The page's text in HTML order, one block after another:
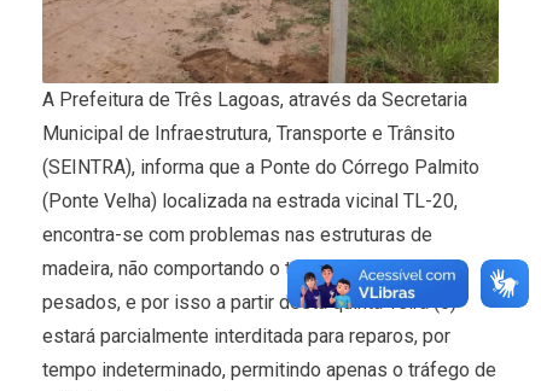
A Prefeitura de Três Lagoas, através da Secretaria
Municipal de Infraestrutura, Transporte e Trânsito
(SEINTRA), informa que a Ponte do Córrego Palmito
(Ponte Velha) localizada na estrada vicinal TL-20,
encontra-se com problemas nas estruturas de
madeira, não comportando o tráfego de veículos
pesados, e por isso a partir desta quinta-feira (5)
estará parcialmente interditada para reparos, por
tempo indeterminado, permitindo apenas o tráfego de